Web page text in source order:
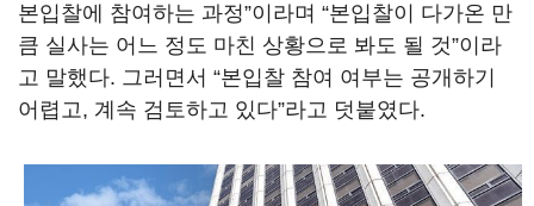
본입찰에 참여하는 과정”이라며 “본입찰이 다가온 만
큼 실사는 어느 정도 마친 상황으로 봐도 될 것”이라
고 말했다. 그러면서 “본입찰 참여 여부는 공개하기
어렵고, 계속 검토하고 있다”라고 덧붙였다.